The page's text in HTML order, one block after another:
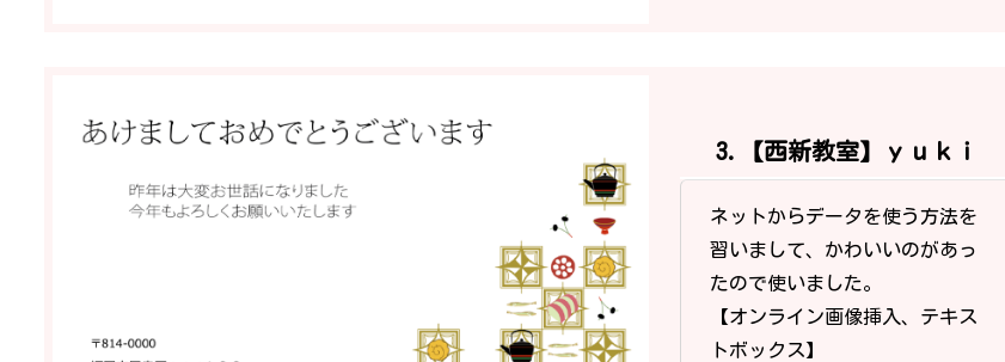
3.【西新教室】ｙｕｋｉ
ネットからデータを使う方法を
習いまして、かわいいのがあっ
たので使いました。
【オンライン画像挿入、テキス
トボックス】